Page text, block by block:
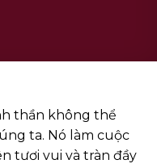
thần không thể
ta. Nó làm cuộc
tươi vui và tràn đầy